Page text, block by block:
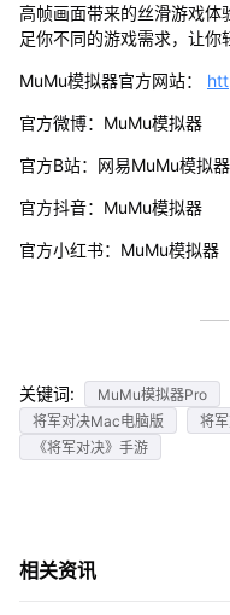
高帧画面带来的丝滑游戏体
足你不同的游戏需求，让你
MuMu模拟器官方网站：
官方微博：MuMu模拟器
官方B站：网易MuMu模拟
官方抖音：MuMu模拟器
官方小红书：MuMu模拟器
关键词: MuMu模拟器Pro
将军对决Mac电脑版
将
《将军对决》手游
相关资讯